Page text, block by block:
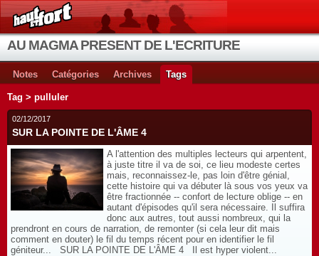
AU MAGMA PRESENT DE L'ECRITURE
Notes Catégories Archives Tags
Tag > pulluler
02/12/2017
SUR LA POINTE DE L'ÂME 4
A l'attention des multiples lecteurs qui arpentent,
à juste titre il va de soi, ce lieu modeste certes
mais, reconnaissez-le, pas loin d'être génial,
cette histoire qui va débuter là sous vos yeux va
être fractionnée -- confort de lecture oblige -- en
autant d'épisodes qu'il sera nécessaire. Il suffira
donc aux autres, tout aussi nombreux, qui la
prendront en cours de narration, de remonter (si cela leur dit mais
comment en douter) le fil du temps récent pour en identifier le fil
géniteur... SUR LA POINTE DE L'ÂME 4 Il est hyper violent...